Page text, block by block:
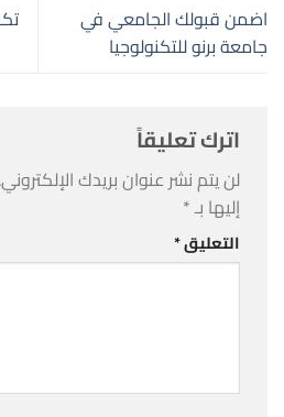
اضمن قبولك الجامعي في
جامعة برنو للتكنولوجيا
اترك تعليقاً
لن يتم نشر عنوان بريدك الإلكتروني.
إليها بـ*
التعليق*